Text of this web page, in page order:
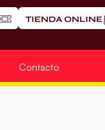
TIENDA ONLINE
Contacto